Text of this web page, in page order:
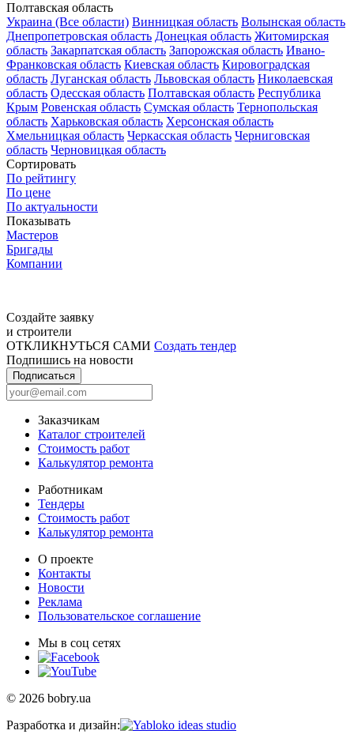
Полтавская область
Украина (Все области) Винницкая область Волынская область
Днепропетровская область Донецкая область Житомирская
область Закарпатская область Запорожская область Ивано-
Франковская область Киевская область Кировоградская
область Луганская область Львовская область Николаевская
область Одесская область Полтавская область Республика
Крым Ровенская область Сумская область Тернопольская
область Харьковская область Херсонская область
Хмельницкая область Черкасская область Черниговская
область Черновицкая область
Сортировать
По рейтингу
По цене
По актуальности
Показывать
Мастеров
Бригады
Компании
Создайте заявку
и строители
ОТКЛИКНУТЬСЯ САМИ Создать тендер
Подпишись на новости
Подписаться
Заказчикам
Каталог строителей
Стоимость работ
Калькулятор ремонта
Работникам
Тендеры
Стоимость работ
Калькулятор ремонта
О проекте
Контакты
Новости
Реклама
Пользовательское соглашение
Мы в соц сетях
© 2026 bobry.ua
Разработка и дизайн: